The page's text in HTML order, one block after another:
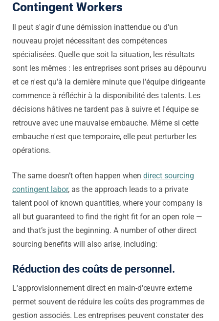
Contingent Workers
Il peut s'agir d'une démission inattendue ou d'un
nouveau projet nécessitant des compétences
spécialisées. Quelle que soit la situation, les résultats
sont les mêmes : les entreprises sont prises au dépourvu
et ce n'est qu'à la dernière minute que l'équipe dirigeante
commence à réfléchir à la disponibilité des talents. Les
décisions hâtives ne tardent pas à suivre et l'équipe se
retrouve avec une mauvaise embauche. Même si cette
embauche n'est que temporaire, elle peut perturber les
opérations.
The same doesn’t often happen when direct sourcing
contingent labor, as the approach leads to a private
talent pool of known quantities, where your company is
all but guaranteed to find the right fit for an open role —
and that’s just the beginning. A number of otherdirect
sourcing benefits will also arise, including:
Réduction des coûts de personnel.
L'approvisionnement direct en main-d'œuvre externe
permet souvent de réduire les coûts des programmes de
gestion associés. Les entreprises peuvent constater des